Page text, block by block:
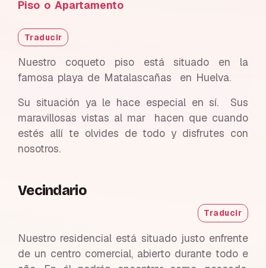
Piso o Apartamento
Traducir
Nuestro coqueto piso está situado en la
famosa playa de Matalascañas en Huelva.
Su situación ya le hace especial en sí. Sus
maravillosas vistas al mar hacen que cuando
estés allí te olvides de todo y disfrutes con
nosotros.
Vecindario
Traducir
Nuestro residencial está situado justo enfrente
de un centro comercial, abierto durante todo e